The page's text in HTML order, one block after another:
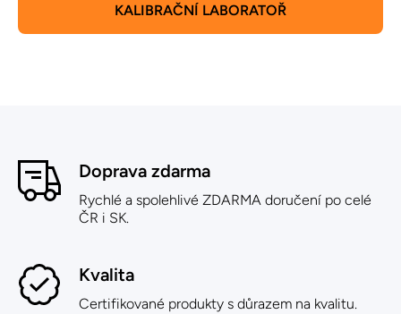
KALIBRAČNÍ LABORATOŘ
Doprava zdarma
Rychlé a spolehlivé ZDARMA doručení po celé
ČR i SK.
Kvalita
Certifikované produkty s důrazem na kvalitu.